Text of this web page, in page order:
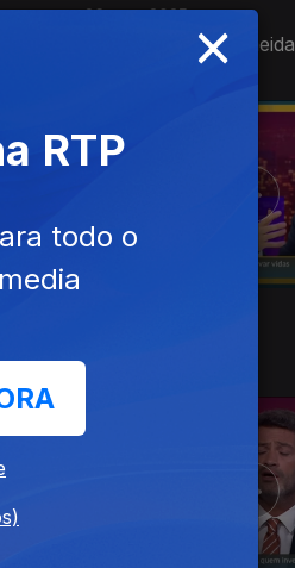
26 ago. 2025
Manuel Castro Almeida
×
RTP
todo o